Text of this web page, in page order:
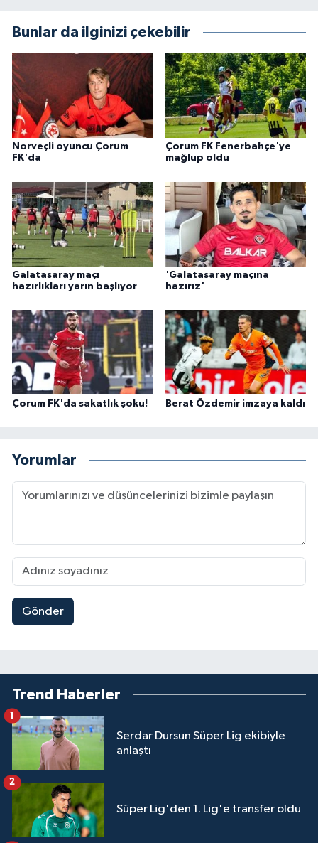
Bunlar da ilginizi çekebilir
Norveçli oyuncu Çorum
FK'da
Çorum FK Fenerbahçe'ye
mağlup oldu
Galatasaray maçı
hazırlıkları yarın başlıyor
'Galatasaray maçına
hazırız'
Çorum FK'da sakatlık şoku! Berat Özdemir imzaya kaldı
Yorumlar
Gönder
Trend Haberler
Serdar Dursun Süper Lig ekibiyle
anlaştı
1
Süper Lig'den 1. Lig'e transfer oldu
2